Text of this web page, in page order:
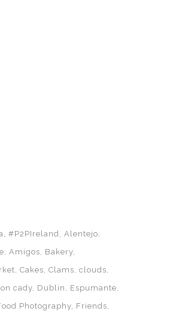
#P2PIreland Alentejo
Amigos
Bakery
Cakes Clams clouds
cady Dublin
Espumante
Photography Friends